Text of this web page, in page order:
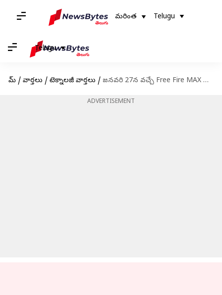
మరింత Telugu
Telugu
హోమ్ / వార్తలు / టెక్నాలజీ వార్తలు / జనవరి 27న వచ్చే Free Fire MAX కోడ్స్ రీడీమ్ విధానం
ADVERTISEMENT